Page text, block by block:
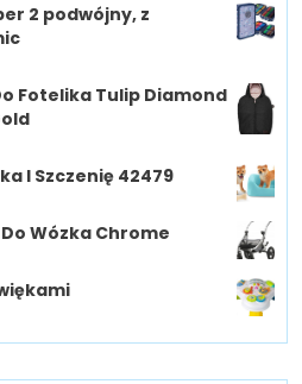
2 podwójny, z
Fotelika Tulip Diamond
I Szczenię 42479
Wózka Chrome